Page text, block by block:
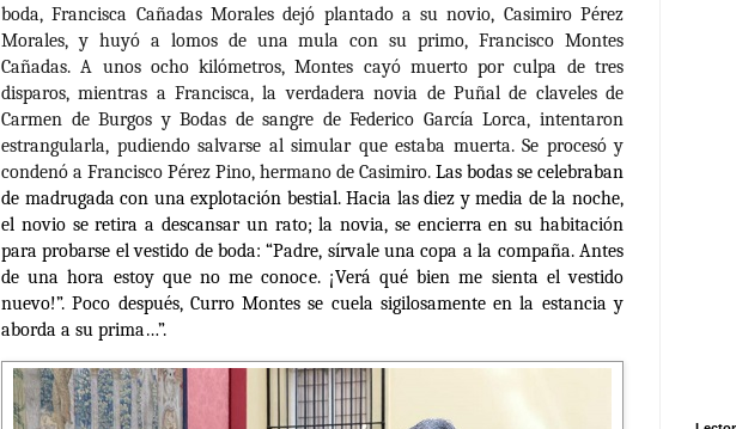
boda, Francisca Cañadas Morales dejó plantado a su novio, Casimiro Pérez
Morales, y huyó a lomos de una mula con su primo, Francisco Montes
Cañadas. A unos ocho kilómetros, Montes cayó muerto por culpa de tres
disparos, mientras a Francisca, la verdadera novia de Puñal de claveles de
Carmen de Burgos y Bodas de sangre de Federico García Lorca, intentaron
estrangularla, pudiendo salvarse al simular que estaba muerta. Se procesó y
condenó a Francisco Pérez Pino, hermano de Casimiro. Las bodas se celebraban
de madrugada con una explotación bestial. Hacia las diez y media de la noche,
el novio se retira a descansar un rato; la novia, se encierra en su habitación
para probarse el vestido de boda: “Padre, sírvale una copa a la compaña. Antes
de una hora estoy que no me conoce. ¡Verá qué bien me sienta el vestido
nuevo!”. Poco después, Curro Montes se cuela sigilosamente en la estancia y
aborda a su prima…”.